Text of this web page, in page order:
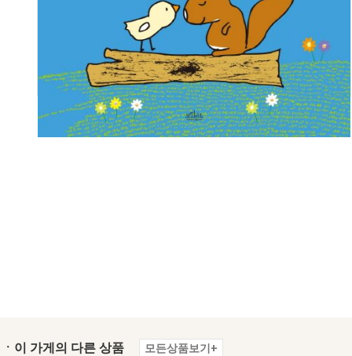
ㆍ이 가게의 다른 상품 모든상품보기+